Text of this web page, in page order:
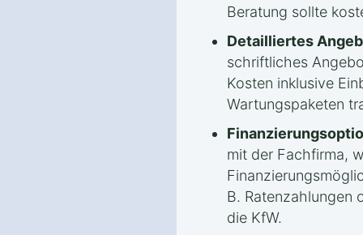
Beratung sollte
Detailliertes
schriftliches
Kosten inklusive
Wartungspaketen
mit der Fachfirma,
B. Ratenzahlungen
die KfW.